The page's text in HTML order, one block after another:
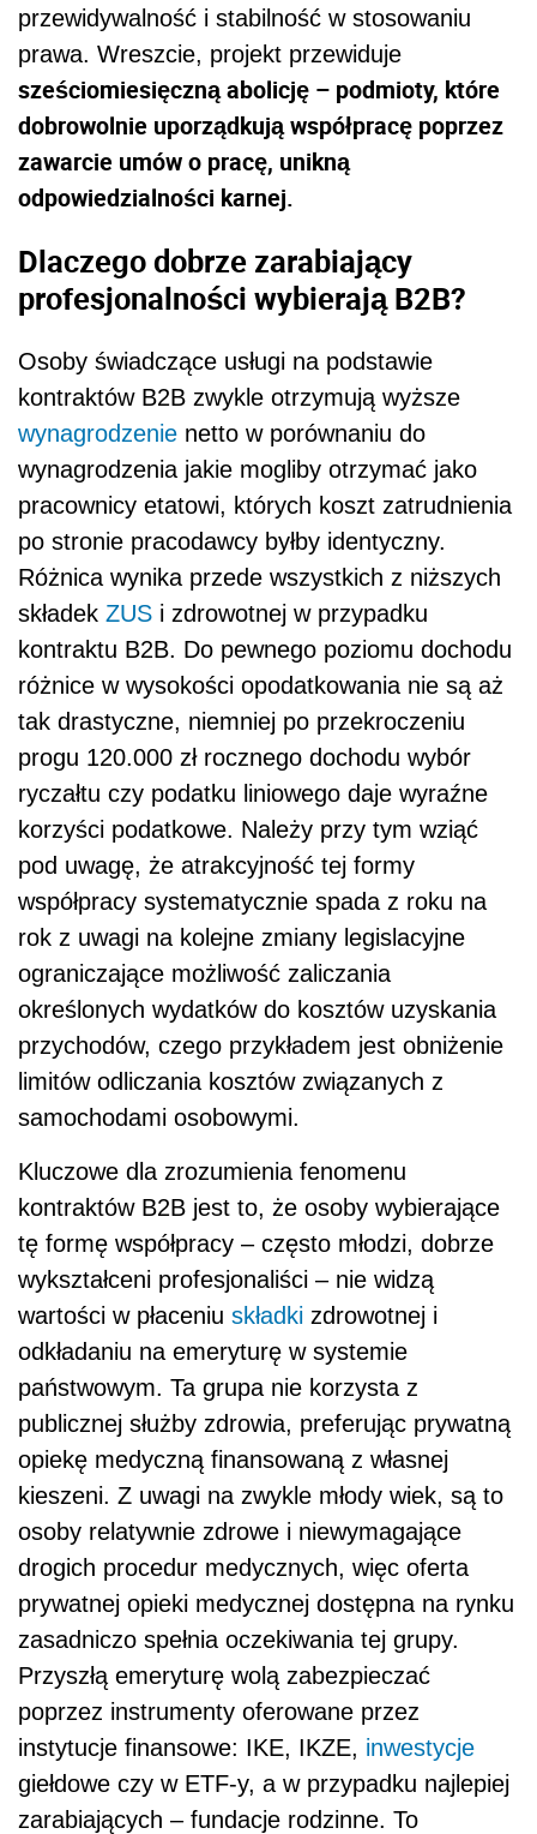
przewidywalność i stabilność w stosowaniu
prawa. Wreszcie, projekt przewiduje
sześciomiesięczną abolicję – podmioty, które
dobrowolnie uporządkują współpracę poprzez
zawarcie umów o pracę, unikną
odpowiedzialności karnej.
Dlaczego dobrze zarabiający
profesjonalności wybierają B2B?
Osoby świadczące usługi na podstawie
kontraktów B2B zwykle otrzymują wyższe
wynagrodzenie netto w porównaniu do
wynagrodzenia jakie mogliby otrzymać jako
pracownicy etatowi, których koszt zatrudnienia
po stronie pracodawcy byłby identyczny.
Różnica wynika przede wszystkich z niższych
składek ZUS i zdrowotnej w przypadku
kontraktu B2B. Do pewnego poziomu dochodu
różnice w wysokości opodatkowania nie są aż
tak drastyczne, niemniej po przekroczeniu
progu 120.000 zł rocznego dochodu wybór
ryczałtu czy podatku liniowego daje wyraźne
korzyści podatkowe. Należy przy tym wziąć
pod uwagę, że atrakcyjność tej formy
współpracy systematycznie spada z roku na
rok z uwagi na kolejne zmiany legislacyjne
ograniczające możliwość zaliczania
określonych wydatków do kosztów uzyskania
przychodów, czego przykładem jest obniżenie
limitów odliczania kosztów związanych z
samochodami osobowymi.
Kluczowe dla zrozumienia fenomenu
kontraktów B2B jest to, że osoby wybierające
tę formę współpracy – często młodzi, dobrze
wykształceni profesjonaliści – nie widzą
wartości w płaceniu składki zdrowotnej i
odkładaniu na emeryturę w systemie
państwowym. Ta grupa nie korzysta z
publicznej służby zdrowia, preferując prywatną
opiekę medyczną finansowaną z własnej
kieszeni. Z uwagi na zwykle młody wiek, są to
osoby relatywnie zdrowe i niewymagające
drogich procedur medycznych, więc oferta
prywatnej opieki medycznej dostępna na rynku
zasadniczo spełnia oczekiwania tej grupy.
Przyszłą emeryturę wolą zabezpieczać
poprzez instrumenty oferowane przez
instytucje finansowe: IKE, IKZE, inwestycje
giełdowe czy w ETF-y, a w przypadku najlepiej
zarabiających – fundacje rodzinne. To